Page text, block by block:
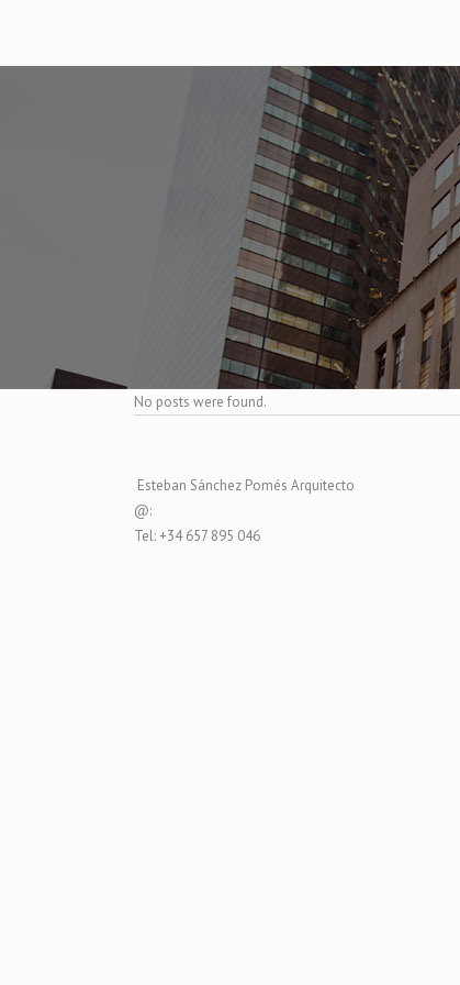
No posts were found.
Esteban Sánchez Pomés Arquitecto
@:
Tel: +34 657 895 046